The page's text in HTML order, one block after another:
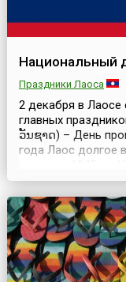
Национальный
Праздники Лаоса
2 декабря в Лаосе
главных
ວັນຊາດ) – День
года Лаос долгое
Однако
политическому и
1975 года король